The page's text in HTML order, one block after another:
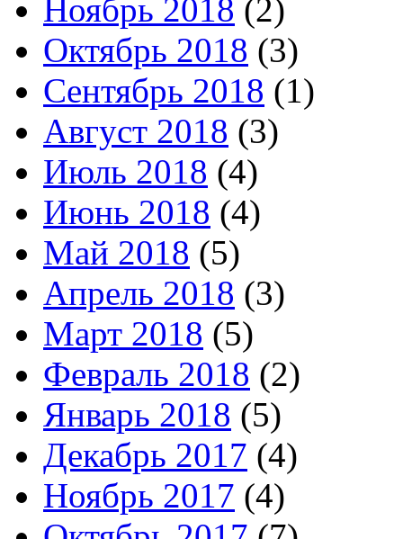
Ноябрь 2018 (2)
Октябрь 2018 (3)
Сентябрь 2018 (1)
Август 2018 (3)
Июль 2018 (4)
Июнь 2018 (4)
Май 2018 (5)
Апрель 2018 (3)
Март 2018 (5)
Февраль 2018 (2)
Январь 2018 (5)
Декабрь 2017 (4)
Ноябрь 2017 (4)